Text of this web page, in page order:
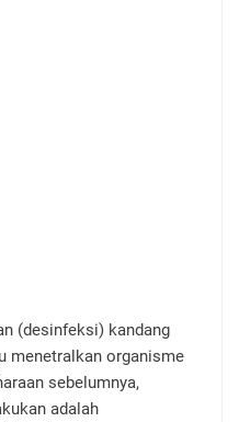
(desinfeksi) kandang
menetralkan organisme
sebelumnya,
adalah